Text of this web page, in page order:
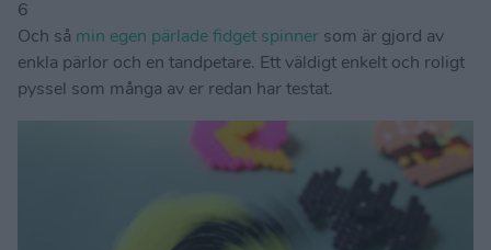
6
Och så min egen pärlade fidget spinner som är gjord av
enkla pärlor och en tandpetare. Ett väldigt enkelt och roligt
pyssel som många av er redan har testat.